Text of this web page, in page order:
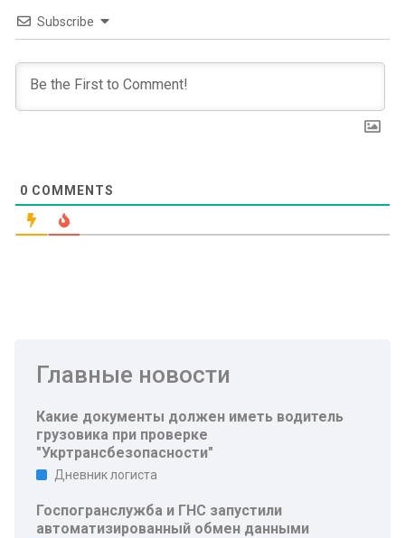
Subscribe
0 COMMENTS
Главные новости
Какие документы должен иметь водитель
грузовика при проверке
"Укртрансбезопасности"
Дневник логиста
Госпогранслужба и ГНС запустили
автоматизированный обмен данными